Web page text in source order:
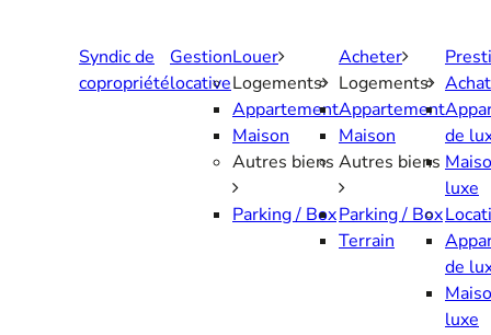
Syndic de
copropriété
Gestion
locative
Louer
Logements
Appartement
Maison
Autres biens
Parking / Box
Acheter
Logements
Appartement
Maison
Autres biens
Parking / Box
Terrain
Achat
de
luxe
de
luxe